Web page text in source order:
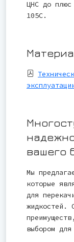
ЦНС до
105С.
вашего
Мы
которые
для
жидкостей.
выбором